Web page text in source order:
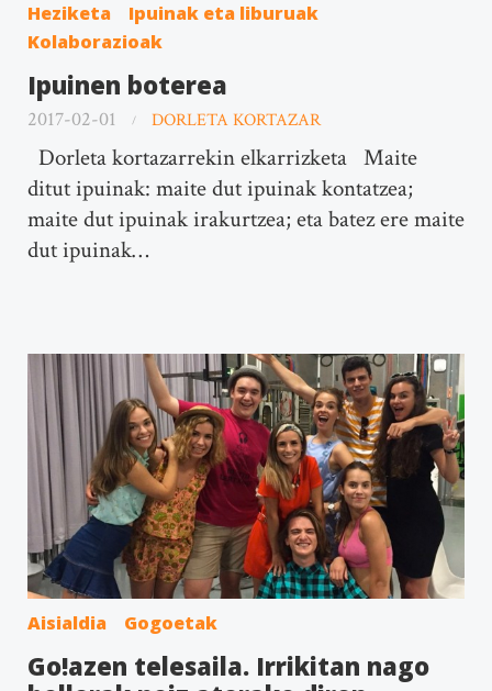
Heziketa
Ipuinak eta liburuak
Kolaborazioak
Ipuinen boterea
2017-02-01 DORLETA KORTAZAR
Dorleta kortazarrekin elkarrizketa Maite
ditut ipuinak: maite dut ipuinak kontatzea;
maite dut ipuinak irakurtzea; eta batez ere maite
dut ipuinak…
Aisialdia Gogoetak
Go!azen telesaila. Irrikitan nago